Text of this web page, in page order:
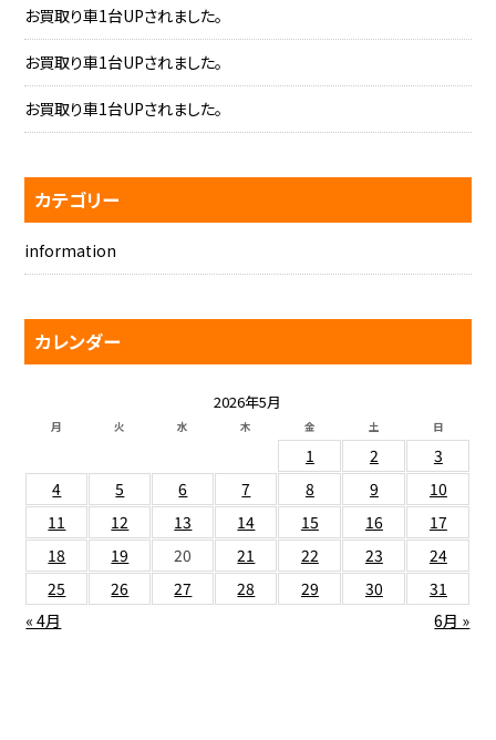
お買取り車1台UPされました。
お買取り車1台UPされました。
お買取り車1台UPされました。
カテゴリー
information
カレンダー
2026年5月
月 火 水 木 金 土 日
« 4月 6月 »
1 2
3
4
5 6 7 8 9
10
11
12 13 14 15 16
17
18
19 20 21 22 23
24
25
26 27 28 29 30 31